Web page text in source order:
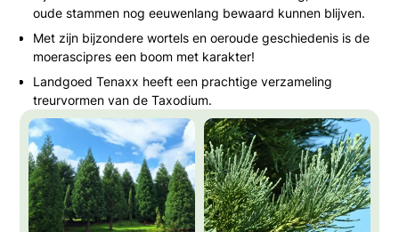
oude stammen nog eeuwenlang bewaard kunnen blijven.
Met zijn bijzondere wortels en oeroude geschiedenis is de
moerascipres een boom met karakter!
Landgoed Tenaxx heeft een prachtige verzameling
treurvormen van de Taxodium.